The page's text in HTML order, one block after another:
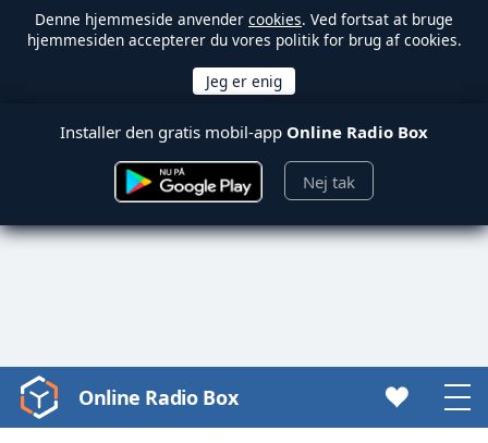
Denne hjemmeside anvender cookies. Ved fortsat at bruge
hjemmesiden accepterer du vores politik for brug af cookies.
Installer den gratis mobil-app Online Radio Box
Nej tak
Video
Player
Online Radio Box